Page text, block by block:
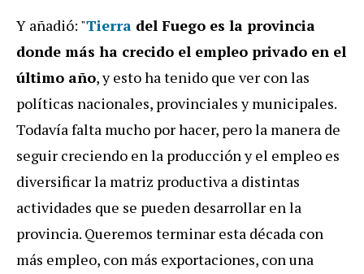
Y añadió: "Tierra del Fuego es la provincia
donde más ha crecido el empleo privado en el
último año, y esto ha tenido que ver con las
políticas nacionales, provinciales y municipales.
Todavía falta mucho por hacer, pero la manera de
seguir creciendo en la producción y el empleo es
diversificar la matriz productiva a distintas
actividades que se pueden desarrollar en la
provincia. Queremos terminar esta década con
más empleo, con más exportaciones, con una